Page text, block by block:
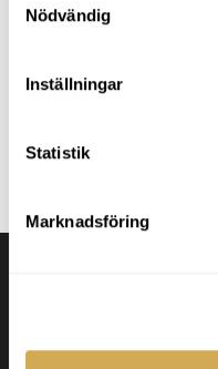
Nödvändig
Inställningar
Statistik
Marknadsföring
badtunna.
– Renar 4000L/timmen
– Pump 0,25 kw